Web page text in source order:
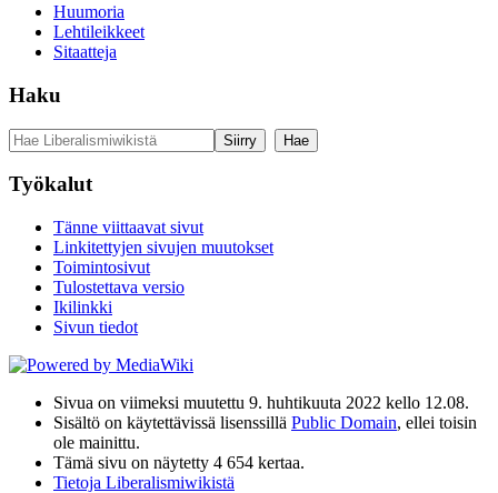
Huumoria
Lehtileikkeet
Sitaatteja
Haku
Työkalut
Tänne viittaavat sivut
Linkitettyjen sivujen muutokset
Toimintosivut
Tulostettava versio
Ikilinkki
Sivun tiedot
Sivua on viimeksi muutettu 9. huhtikuuta 2022 kello 12.08.
Sisältö on käytettävissä lisenssillä Public Domain, ellei toisin
ole mainittu.
Tämä sivu on näytetty 4 654 kertaa.
Tietoja Liberalismiwikistä